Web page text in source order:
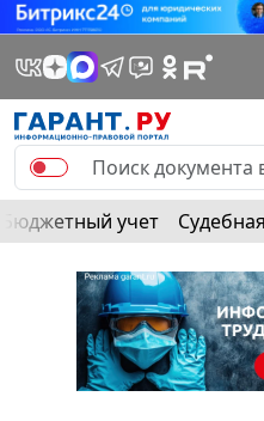
Бюджетный учет